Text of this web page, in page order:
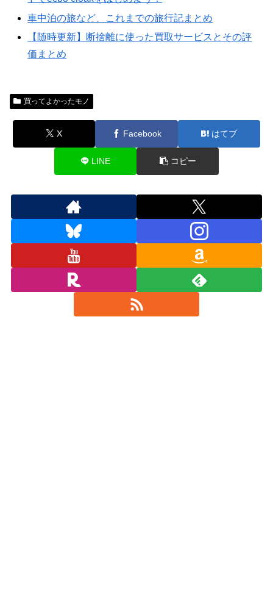
車中泊の旅など、これまでの旅行記まとめ
【随時更新】断捨離に使った買取サービスとその評
価まとめ
買ってよかったモノ
X Facebook はてブ
LINE コピー